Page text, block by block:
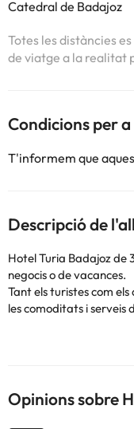
Catedral de Badajoz
Totes les distàncies
de viatge a la realitat
Condicions per
T'informem que
Descripció de
Hotel Turia Badajoz de
negocis o de vacances.
Tant els turistes com
les comoditats i serveis
Les carecterístiques
gratuït en totes les
a una nit de descans.
L´hotel ofereix
Personal amable,
Opinions sobre